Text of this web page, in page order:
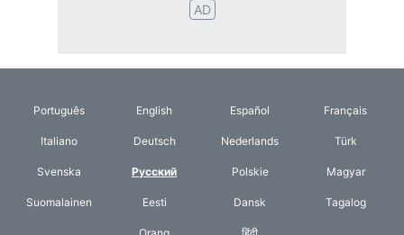
AD
Português English Español Français
Italiano Deutsch Nederlands Türk
Svenska Русский Polskie Magyar
Suomalainen Eesti Dansk Tagalog